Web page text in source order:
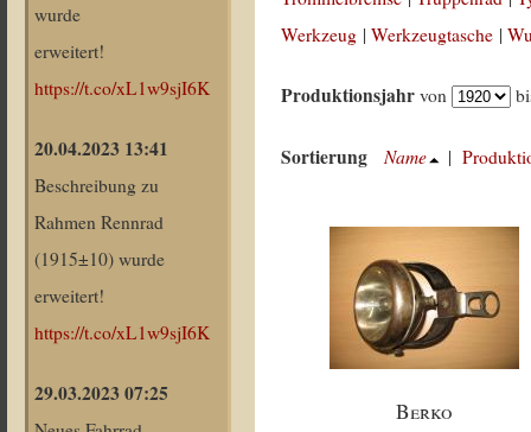
wurde
erweitert!
https://t.co/xL1w9sjI6K
20.04.2023 13:41
Beschreibung zu
Rahmen Rennrad
(1915±10) wurde
erweitert!
https://t.co/xL1w9sjI6K
29.03.2023 07:25
Werkzeug |Werkzeugtasche |
Produktionsjahr von
Sortierung Name |
Berko